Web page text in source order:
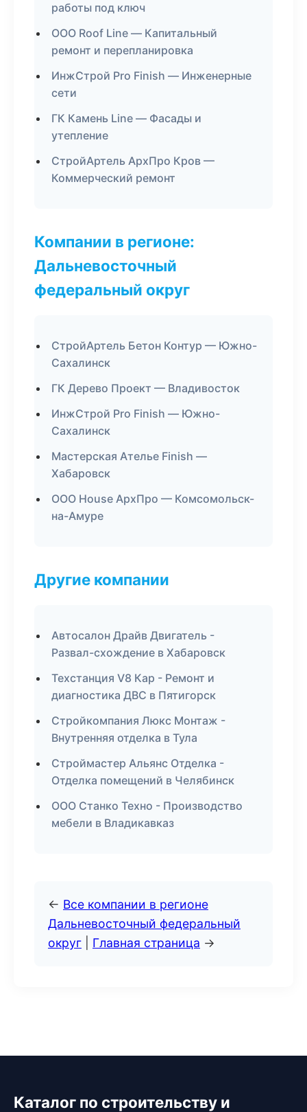
работы под ключ
ООО Roof Line — Капитальный
ремонт и перепланировка
ИнжСтрой Pro Finish — Инженерные
сети
ГК Камень Line — Фасады и
утепление
СтройАртель АрхПро Кров —
Коммерческий ремонт
Компании в регионе:
Дальневосточный
федеральный округ
СтройАртель Бетон Контур — Южно-
Сахалинск
ГК Дерево Проект — Владивосток
ИнжСтрой Pro Finish — Южно-
Сахалинск
Мастерская Ателье Finish —
Хабаровск
ООО House АрхПро — Комсомольск-
на-Амуре
Другие компании
Автосалон Драйв Двигатель -
Развал-схождение в Хабаровск
Техстанция V8 Кар - Ремонт и
диагностика ДВС в Пятигорск
Стройкомпания Люкс Монтаж -
Внутренняя отделка в Тула
Строймастер Альянс Отделка -
Отделка помещений в Челябинск
ООО Станко Техно - Производство
мебели в Владикавказ
← Все компании в регионе
Дальневосточный федеральный
округ
Главная страница →
Каталог по строительству и